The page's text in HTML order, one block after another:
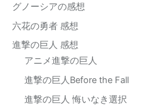
グノーシアの感想
六花の勇者 感想
進撃の巨人 感想
アニメ進撃の巨人
進撃の巨人Before the Fall
進撃の巨人 悔いなき選択